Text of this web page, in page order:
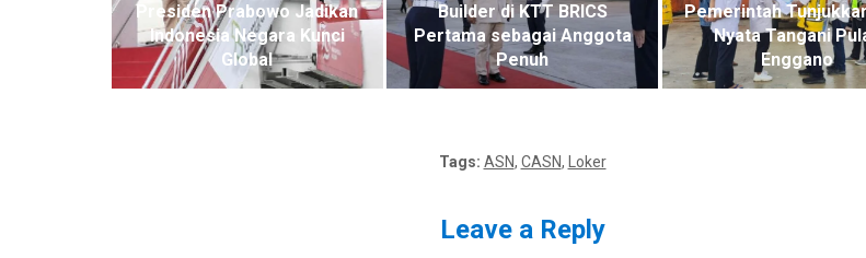
Presiden Prabowo Jadikan
Indonesia Negara Kunci
Global
Builder di KTT BRICS
Pertama sebagai Anggota
Penuh
Pemerintah
Nyata Tangani
Enggano
Tags: ASN, CASN, Loker
Leave a Reply